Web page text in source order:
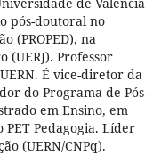
pós-doutoral no
(PROPED), na
(UERJ). Professor
É vice-diretor da
do Programa de Pós-
em Ensino, em
PET Pedagogia. Líder
(UERN/CNPq).